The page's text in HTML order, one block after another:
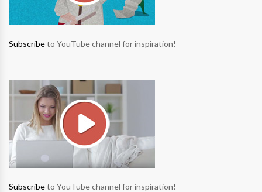
Subscribeto YouTube channel for inspiration!
Subscribeto YouTube channel for inspiration!